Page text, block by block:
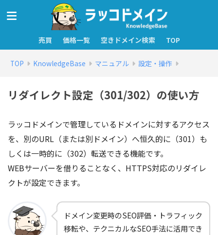
売買 価格一覧 空きドメイン検索 TOP
TOP KnowledgeBase マニュアル 設定・操作
リダイレクト設定（301/302）の使い方
ラッコドメインで管理しているドメインに対するアクセス
を、別のURL（または別ドメイン）へ恒久的に（301）も
しくは一時的に（302）転送できる機能です。
WEBサーバーを借りることなく、HTTPS対応のリダイレ
クトが設定できます。
ドメイン変更時のSEO評価・トラフィック
移転や、テクニカルなSEO手法に活用でき